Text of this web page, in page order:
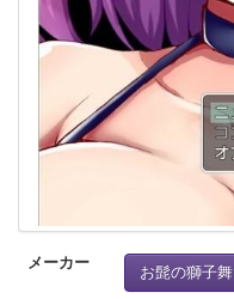
メーカー
お髭の獅子舞